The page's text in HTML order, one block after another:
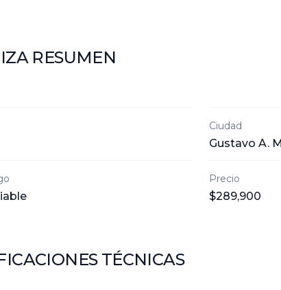
RESUMEN
Ciudad
Gustavo A.
Precio
$289,900
TÉCNICAS